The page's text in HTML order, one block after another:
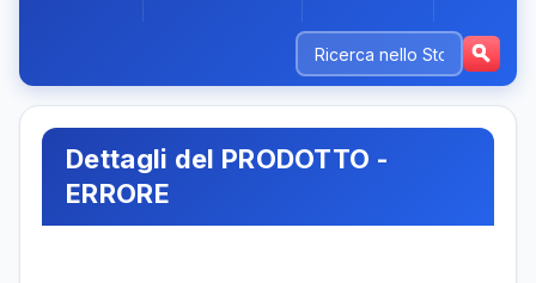
Dettagli del PRODOTTO -
ERRORE